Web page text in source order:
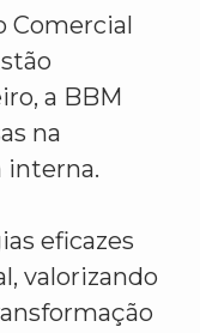
Comercial
a BBM
na
interna.
eficazes
valorizando